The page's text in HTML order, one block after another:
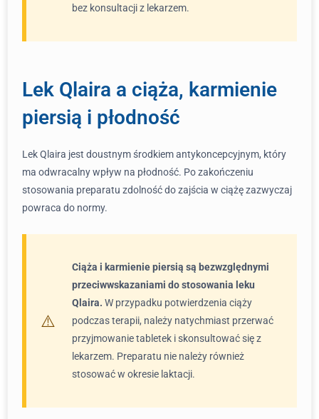
bez konsultacji z lekarzem.
Lek Qlaira a ciąża, karmienie
piersią i płodność
Lek Qlaira jest doustnym środkiem antykoncepcyjnym, który
ma odwracalny wpływ na płodność. Po zakończeniu
stosowania preparatu zdolność do zajścia w ciążę zazwyczaj
powraca do normy.
Ciąża i karmienie piersią są bezwzględnymi
przeciwwskazaniami do stosowania leku
Qlaira. W przypadku potwierdzenia ciąży
podczas terapii, należy natychmiast przerwać
przyjmowanie tabletek i skonsultować się z
lekarzem. Preparatu nie należy również
stosować w okresie laktacji.